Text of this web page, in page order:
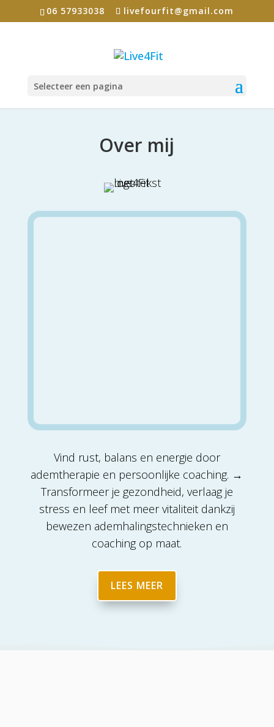
06 57933038 livefourfit@gmail.com
Selecteer een pagina
Over mij
Vind rust, balans en energie door
ademtherapie en persoonlijke coaching. →
Transformeer je gezondheid, verlaag je
stress en leef met meer vitaliteit dankzij
bewezen ademhalingstechnieken en
coaching op maat.
LEES MEER